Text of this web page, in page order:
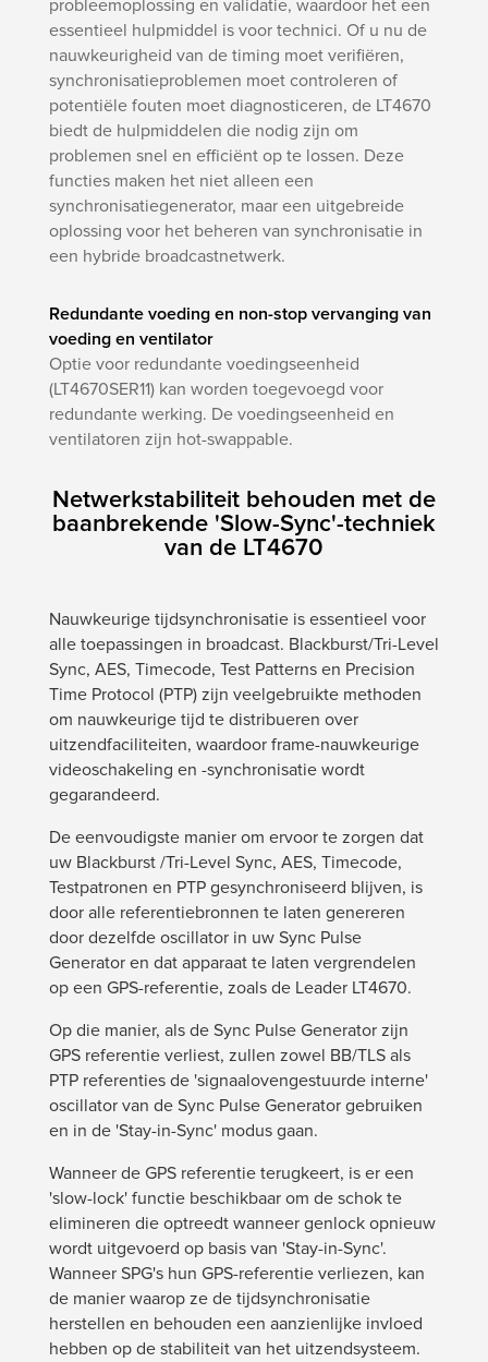
probleemoplossing en validatie, waardoor het een
essentieel hulpmiddel is voor technici. Of u nu de
nauwkeurigheid van de timing moet verifiëren,
synchronisatieproblemen moet controleren of
potentiële fouten moet diagnosticeren, de LT4670
biedt de hulpmiddelen die nodig zijn om
problemen snel en efficiënt op te lossen. Deze
functies maken het niet alleen een
synchronisatiegenerator, maar een uitgebreide
oplossing voor het beheren van synchronisatie in
een hybride broadcastnetwerk.
Redundante voeding en non-stop vervanging van
voeding en ventilator
Optie voor redundante voedingseenheid
(LT4670SER11) kan worden toegevoegd voor
redundante werking. De voedingseenheid en
ventilatoren zijn hot-swappable.
Netwerkstabiliteit behouden met de
baanbrekende 'Slow-Sync'-techniek
van de LT4670
Nauwkeurige tijdsynchronisatie is essentieel voor
alle toepassingen in broadcast. Blackburst/Tri-Level
Sync, AES, Timecode, Test Patterns en Precision
Time Protocol (PTP) zijn veelgebruikte methoden
om nauwkeurige tijd te distribueren over
uitzendfaciliteiten, waardoor frame-nauwkeurige
videoschakeling en -synchronisatie wordt
gegarandeerd.
De eenvoudigste manier om ervoor te zorgen dat
uw Blackburst /Tri-Level Sync, AES, Timecode,
Testpatronen en PTP gesynchroniseerd blijven, is
door alle referentiebronnen te laten genereren
door dezelfde oscillator in uw Sync Pulse
Generator en dat apparaat te laten vergrendelen
op een GPS-referentie, zoals de Leader LT4670.
Op die manier, als de Sync Pulse Generator zijn
GPS referentie verliest, zullen zowel BB/TLS als
PTP referenties de 'signaalovengestuurde interne'
oscillator van de Sync Pulse Generator gebruiken
en in de 'Stay-in-Sync' modus gaan.
Wanneer de GPS referentie terugkeert, is er een
'slow-lock' functie beschikbaar om de schok te
elimineren die optreedt wanneer genlock opnieuw
wordt uitgevoerd op basis van 'Stay-in-Sync'.
Wanneer SPG's hun GPS-referentie verliezen, kan
de manier waarop ze de tijdsynchronisatie
herstellen en behouden een aanzienlijke invloed
hebben op de stabiliteit van het uitzendsysteem.